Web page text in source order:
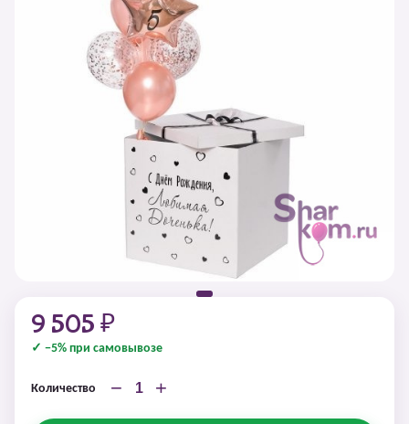
9 505 ₽
✓ −5% при самовывозе
Количество − +